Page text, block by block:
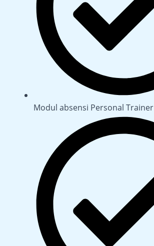
Modul absensi Personal Trainer